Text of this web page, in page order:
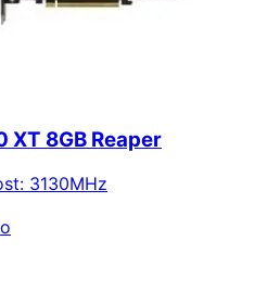
XT 8GB Reaper
: 3130MHz